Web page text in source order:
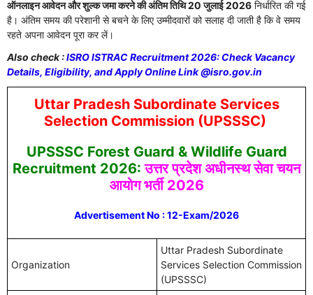
ऑनलाइन आवेदन और शुल्क जमा करने की अंतिम तिथि 20 जुलाई 2026 निर्धारित की गई
है। अंतिम समय की परेशानी से बचने के लिए उम्मीदवारों को सलाह दी जाती है कि वे समय
रहते अपना आवेदन पूरा कर लें।
Also check :ISRO ISTRAC Recruitment 2026: Check Vacancy
Details, Eligibility, and Apply Online Link @isro.gov.in
Uttar Pradesh Subordinate Services
Selection Commission (UPSSSC)
UPSSSC Forest Guard & Wildlife Guard
Recruitment 2026:उत्तर प्रदेश अधीनस्थ सेवा चयन
आयोग भर्ती 2026
Advertisement No : 12-Exam/2026
Organization
Uttar Pradesh Subordinate
Services Selection Commission
(UPSSSC)